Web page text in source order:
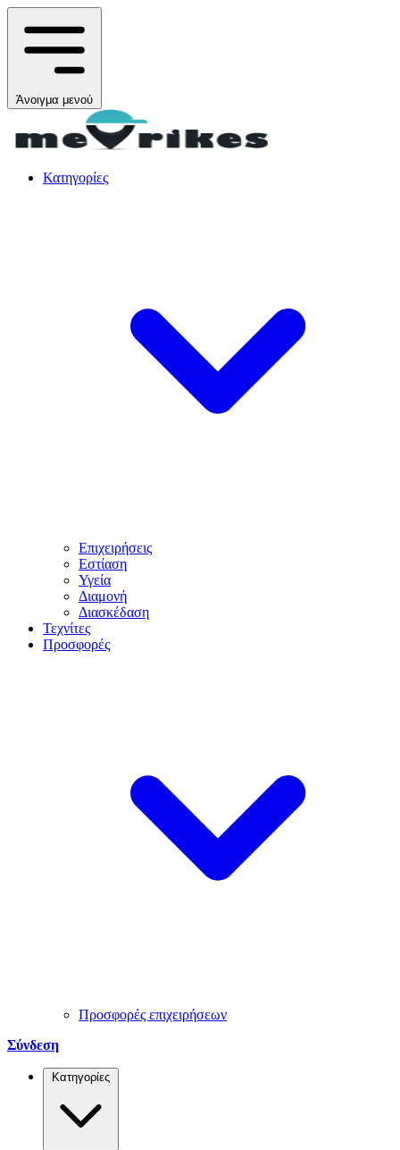
Άνοιγμα μενού
Κατηγορίες
Επιχειρήσεις
Εστίαση
Υγεία
Διαμονή
Διασκέδαση
Τεχνίτες
Προσφορές
Προσφορές επιχειρήσεων
Σύνδεση
Κατηγορίες